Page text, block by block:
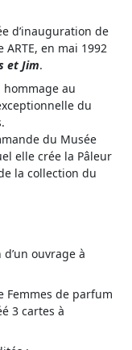
d’inauguration de
en mai 1992
et Jim.
hommage au
du
du Musée
elle crée la Pâleur
la collection du
ouvrage à
Femmes de parfum
3 cartes à